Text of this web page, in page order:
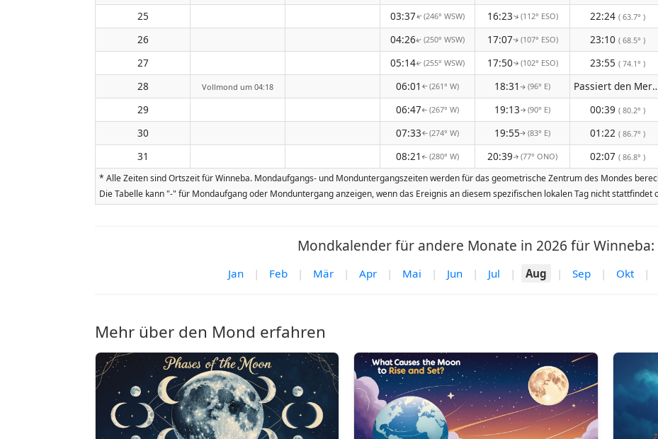
25
03:37↑(246° WSW) 16:23↑(112° ESO) 22:24 ( 63.7° )
26
04:26↑(250° WSW) 17:07↑(107° ESO) 23:10 ( 68.5° )
27
05:14↑(255° WSW) 17:50↑(102° ESO) 23:55 ( 74.1° )
28
Vollmond um 04:18 06:01 ↑(261° W) 18:31 ↑(96° E) Passiert
29
06:47↑(267° W) 19:13↑ (90° E) 00:39 ( 80.2° )
30
07:33↑(274° W) 19:55↑(83° E) 01:22 ( 86.7° )
31
08:21 ↑(280° W) 20:39↑(77° ONO) 02:07 ( 86.8° )
* Alle Zeiten sind Ortszeit für Winneba. Mondaufgangs- und Monduntergangszeiten werden für das geometrische Zentrum des Mondes
Die Tabelle kann "-" für Mondaufgang oder Monduntergang anzeigen, wenn das Ereignis an diesem spezifischen lokalen Tag nicht
Mondkalender für andere Monate in 2026 für Winneba:
Jan | Feb | Mär | Apr | Mai | Jun | Jul | Aug | Sep | Okt |
Mehr über den Mond erfahren